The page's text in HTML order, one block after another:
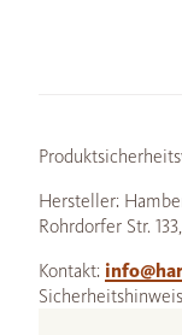
Hersteller:
Rohrdorfer Str.
Kontakt: